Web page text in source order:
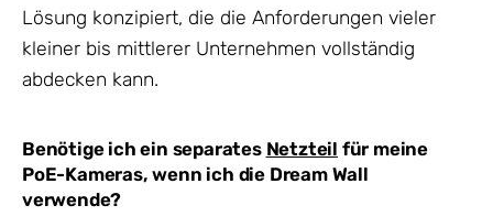
Lösung konzipiert, die die Anforderungen vieler
kleiner bis mittlerer Unternehmen vollständig
abdecken kann.
Benötige ich ein separates Netzteil für meine
PoE-Kameras, wenn ich die Dream Wall
verwende?